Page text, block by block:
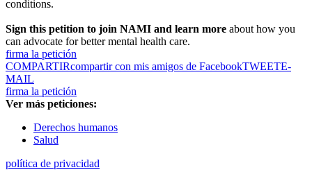
conditions.
Sign this petition to join NAMI and learn more about how you
can advocate for better mental health care.
firma la petición
COMPARTIRcompartir con mis amigos de FacebookTWEETE-
MAIL
firma la petición
Ver más peticiones:
Derechos humanos
Salud
política de privacidad